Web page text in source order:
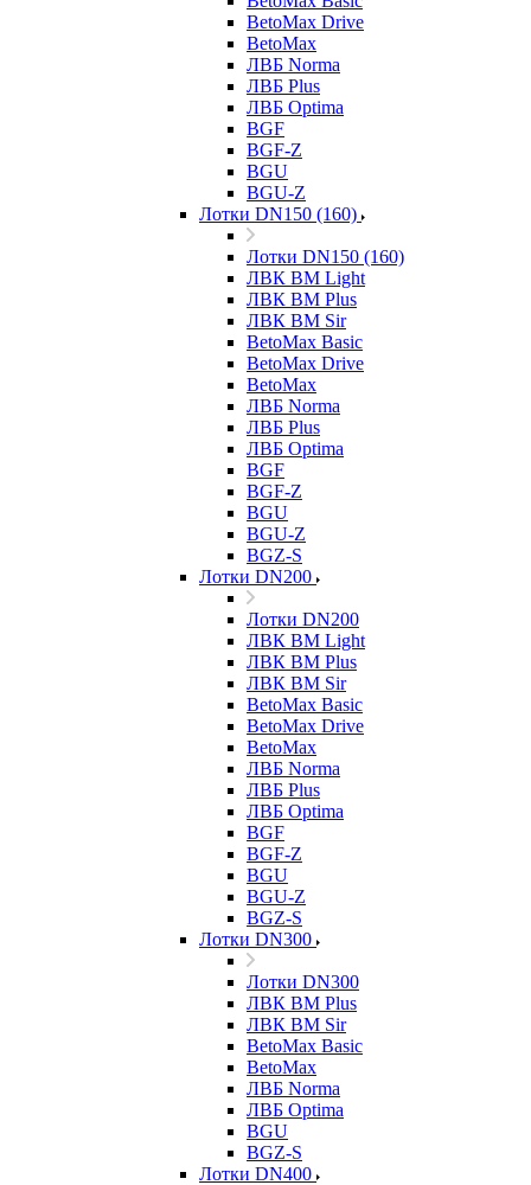
BetoMax Drive
BetoMax
ЛВБ Norma
ЛВБ Plus
ЛВБ Optima
BGF
BGF-Z
BGU
BGU-Z
Лотки DN150 (160)
Лотки DN150 (160)
ЛВК ВМ Light
ЛВК ВМ Plus
ЛВК ВМ Sir
BetoMax Basic
BetoMax Drive
BetoMax
ЛВБ Norma
ЛВБ Plus
ЛВБ Optima
BGF
BGF-Z
BGU
BGU-Z
BGZ-S
Лотки DN200
Лотки DN200
ЛВК ВМ Light
ЛВК ВМ Plus
ЛВК ВМ Sir
BetoMax Basic
BetoMax Drive
BetoMax
ЛВБ Norma
ЛВБ Plus
ЛВБ Optima
BGF
BGF-Z
BGU
BGU-Z
BGZ-S
Лотки DN300
Лотки DN300
ЛВК ВМ Plus
ЛВК ВМ Sir
BetoMax Basic
BetoMax
ЛВБ Norma
ЛВБ Optima
BGU
BGZ-S
Лотки DN400